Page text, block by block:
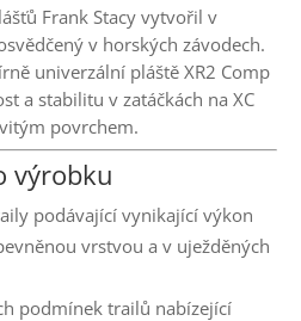
Frank Stacy vytvořil v
v horských závodech.
univerzální pláště XR2 Comp
a stabilitu v zatáčkách na XC
povrchem.
výrobku
podávající vynikající výkon
vrstvou a v uježděných
podmínek trailů nabízející